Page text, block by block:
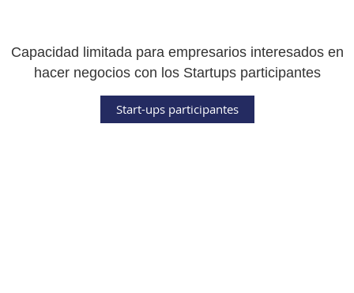
Capacidad limitada para empresarios interesados en
hacer negocios con los Startups participantes
Start-ups participantes